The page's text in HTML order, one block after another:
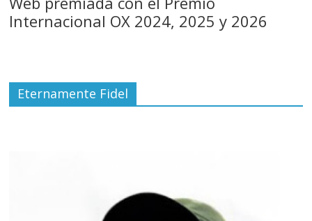
Internacional OX 2024, 2025 y 2026
Eternamente Fidel